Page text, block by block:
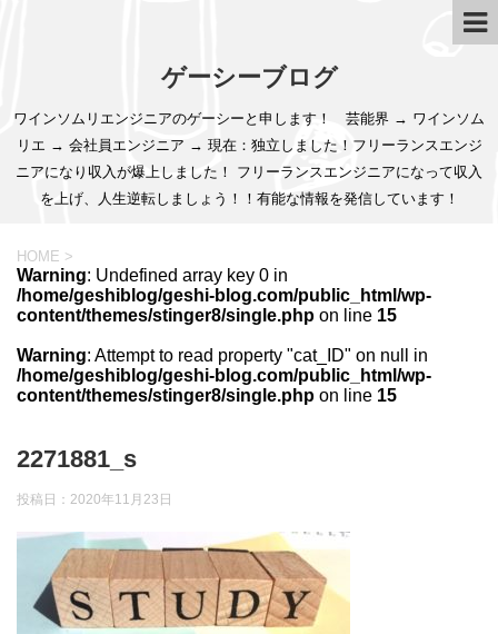
ゲーシーブログ
ワインソムリエンジニアのゲーシーと申します！ 芸能界 → ワインソム
リエ → 会社員エンジニア → 現在：独立しました！フリーランスエンジ
ニアになり収入が爆上しました！ フリーランスエンジニアになって収入
を上げ、人生逆転しましょう！！有能な情報を発信しています！
HOME >
Warning: Undefined array key 0 in
/home/geshiblog/geshi-blog.com/public_html/wp-
content/themes/stinger8/single.php on line 15
Warning: Attempt to read property "cat_ID" on null in
/home/geshiblog/geshi-blog.com/public_html/wp-
content/themes/stinger8/single.php on line 15
2271881_s
投稿日： 2020年11月23日